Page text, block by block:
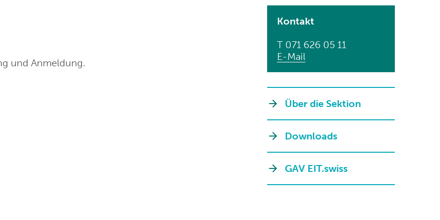
und Anmeldung.
Kontakt
T 071 626 05 11
E-Mail
Über die Sektion
Downloads
GAV EIT.swiss